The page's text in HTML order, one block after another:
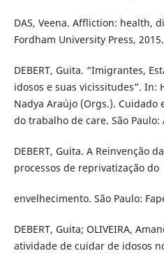
DAS, Veena. Affliction: health,
Fordham University Press, 2015.
DEBERT, Guita. “Imigrantes,
idosos e suas vicissitudes”. In:
Nadya Araújo (Orgs.). Cuidado
do trabalho de care. São Paulo:
DEBERT, Guita. A Reinvenção
processos de reprivatização do
envelhecimento. São Paulo:
DEBERT, Guita; OLIVEIRA,
atividade de cuidar de idosos